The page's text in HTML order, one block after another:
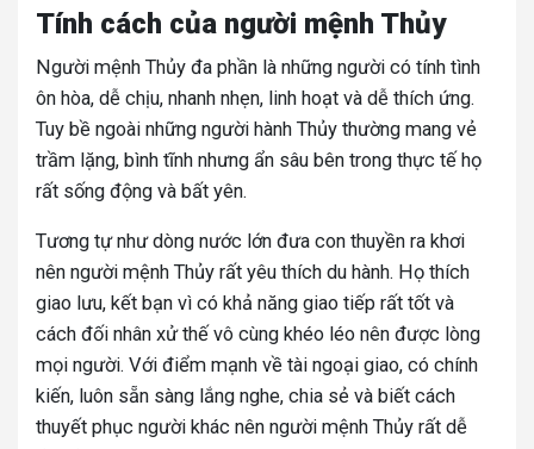
Tính cách của người mệnh Thủy
Người mệnh Thủy đa phần là những người có tính tình
ôn hòa, dễ chịu, nhanh nhẹn, linh hoạt và dễ thích ứng.
Tuy bề ngoài những người hành Thủy thường mang vẻ
trầm lặng, bình tĩnh nhưng ẩn sâu bên trong thực tế họ
rất sống động và bất yên.
Tương tự như dòng nước lớn đưa con thuyền ra khơi
nên người mệnh Thủy rất yêu thích du hành. Họ thích
giao lưu, kết bạn vì có khả năng giao tiếp rất tốt và
cách đối nhân xử thế vô cùng khéo léo nên được lòng
mọi người. Với điểm mạnh về tài ngoại giao, có chính
kiến, luôn sẵn sàng lắng nghe, chia sẻ và biết cách
thuyết phục người khác nên người mệnh Thủy rất dễ